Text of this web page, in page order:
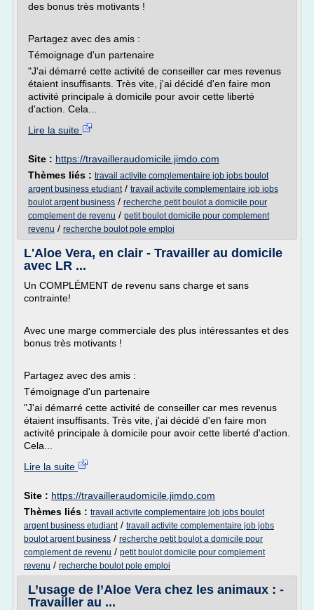
des bonus très motivants !
Partagez avec des amis :
Témoignage d'un partenaire
"J'ai démarré cette activité de conseiller car mes revenus
étaient insuffisants. Très vite, j'ai décidé d'en faire mon
activité principale à domicile pour avoir cette liberté
d'action. Cela...
Lire la suite
Site : https://travailleraudomicile.jimdo.com
Thèmes liés : travail activite complementaire job jobs boulot
argent business etudiant/ travail activite complementaire job jobs
boulot argent business / recherche petit boulot a domicile pour
complement de revenu / petit boulot domicile pour complement
revenu / recherche boulot pole emploi
L'Aloe Vera, en clair - Travailler au domicile
avec LR ...
Un COMPLÉMENT de revenu sans charge et sans
contrainte!
Avec une marge commerciale des plus intéressantes et des
bonus très motivants !
Partagez avec des amis :
Témoignage d'un partenaire
"J'ai démarré cette activité de conseiller car mes revenus
étaient insuffisants. Très vite, j'ai décidé d'en faire mon
activité principale à domicile pour avoir cette liberté d'action.
Cela...
Lire la suite
Site : https://travailleraudomicile.jimdo.com
Thèmes liés : travail activite complementaire job jobs boulot
argent business etudiant/ travail activite complementaire job jobs
boulot argent business / recherche petit boulot a domicile pour
complement de revenu / petit boulot domicile pour complement
revenu / recherche boulot pole emploi
L’usage de l’Aloe Vera chez les animaux : -
Travailler au ...